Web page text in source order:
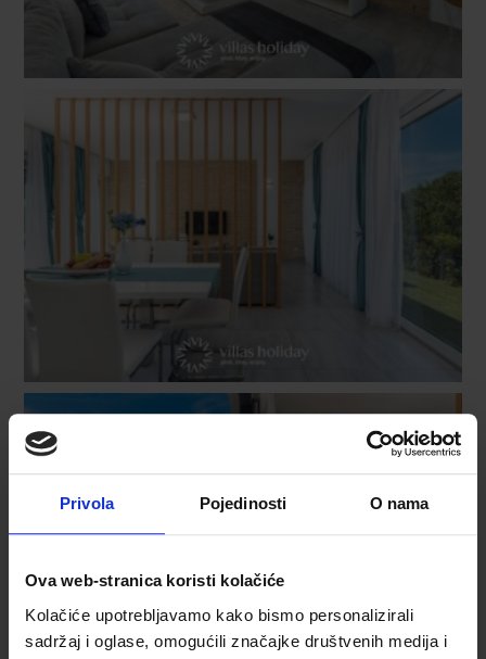
Privola Pojedinosti O nama
Ova web-stranica koristi kolačiće
Kolačiće upotrebljavamo kako bismo personalizirali
sadržaj i oglase, omogućili značajke društvenih medija i